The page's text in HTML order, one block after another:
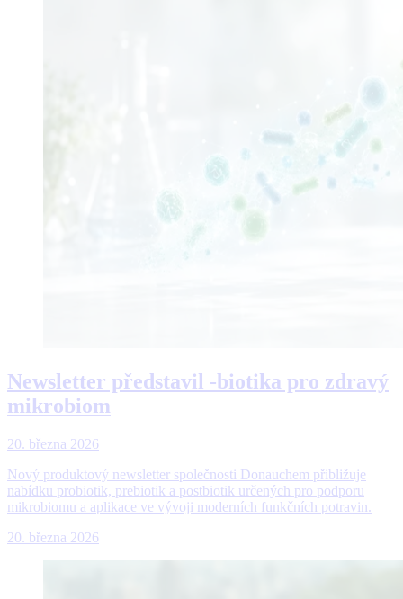
Newsletter představil -biotika pro zdravý
mikrobiom
20. března 2026
Nový produktový newsletter společnosti Donauchem přibližuje
nabídku probiotik, prebiotik a postbiotik určených pro podporu
mikrobiomu a aplikace ve vývoji moderních funkčních potravin.
20. března 2026